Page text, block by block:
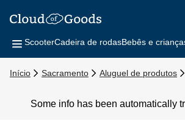
ScooterCadeira de rodasBebês e
Início Sacramento Aluguel de produtos
Some info has been automatically